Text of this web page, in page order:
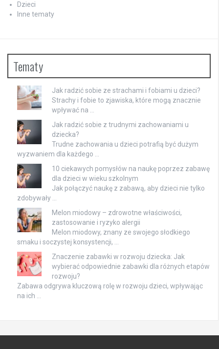
Dzieci
Inne tematy
Tematy
Jak radzić sobie ze strachami i fobiami u dzieci?
Strachy i fobie to zjawiska, które mogą znacznie
wpływać na …
Jak radzić sobie z trudnymi zachowaniami u
dziecka?
Trudne zachowania u dzieci potrafią być dużym
wyzwaniem dla każdego …
10 ciekawych pomysłów na naukę poprzez zabawę
dla dzieci w wieku szkolnym
Jak połączyć naukę z zabawą, aby dzieci nie tylko
zdobywały …
Melon miodowy – zdrowotne właściwości,
zastosowanie i ryzyko alergii
Melon miodowy, znany ze swojego słodkiego
smaku i soczystej konsystencji, …
Znaczenie zabawki w rozwoju dziecka: Jak
wybierać odpowiednie zabawki dla różnych etapów
rozwoju?
Zabawa odgrywa kluczową rolę w rozwoju dzieci, wpływając
na ich …